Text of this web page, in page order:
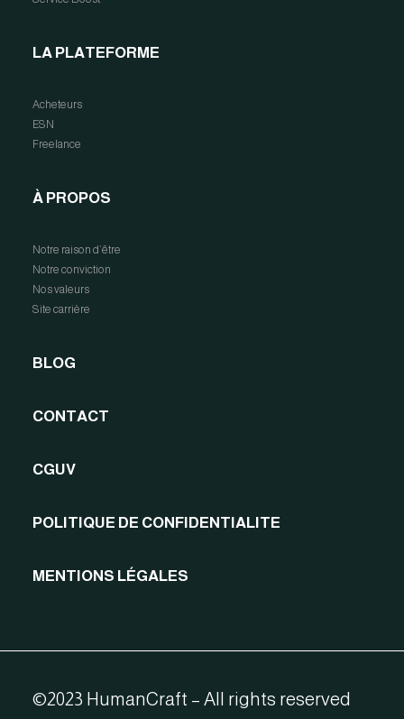
LA PLATEFORME
Acheteurs
ESN
Freelance
À PROPOS
Notre raison d’être
Notre conviction
Nos valeurs
Site carrière
BLOG
CONTACT
CGUV
POLITIQUE DE CONFIDENTIALITE
MENTIONS LÉGALES
©2023 HumanCraft – All rights reserved